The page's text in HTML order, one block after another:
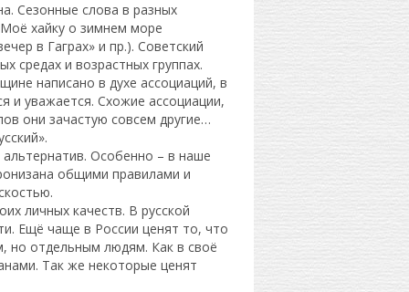
Сезонные слова в разных
хайку о зимнем море
в Гаграх» и пр.). Советский
средах и возрастных группах.
написано в духе ассоциаций, в
и уважается. Схожие ассоциации,
они зачастую совсем другие…
альтернатив. Особенно – в наше
общими правилами и
личных качеств. В русской
Ещё чаще в России ценят то, что
но отдельным людям. Как в своё
Так же некоторые ценят